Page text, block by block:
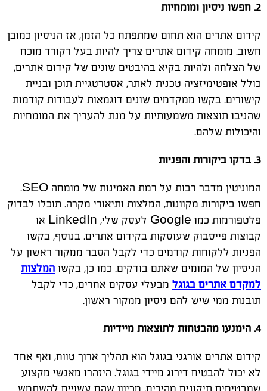
2. חפשו ניסיון ומומחיות
קידום אתרים הוא תחום שמתפתח כל הזמן, אז הניסיון כמובן
חשוב. מומחה קידום אתרים צריך להיות בעל רקורד מוכח
של הצלחה ולהיות בקיא בהיבטים שונים של קידום אתרים,
כולל אופטימיזציה טכנית לאתר, אסטרטגיית תוכן ובניית
קישורים. בקשו ממקדמים שונים דוגמאות לעבודות קודמות
שהניבו תוצאות משמעותיות על מנת להעריך את המומחיות
והיכולות שלהם.
3. בדקו ביקורות והפניות
המוניטין מדבר רבות על רמת האמינות של מומחה SEO.
חפשו ביקורות מקוונות, המלצות ותיאורי מקרה. תוכלו לבדוק
פלטפורמות כמו Google לעסק שלי, LinkedIn או
קבוצות פייסבוק שעוסקות בקידום אתרים. בנוסף, בקשו
הפניות ללקוחות קודמים כדי לקבל הסבר ממקור ראשון על
הניסיון של המומים שאתם בודקים. כמו כן, בקשו המלצות
למקדם אתרים בגוגל מבעלי עסקים אחרים, כדי לקבל
תובנות ממי שיש להם ניסיון ממקור ראשון.
4. הימנעו מהבטחות לתוצאות מיידיות
קידום אתרים אורגני בגוגל הוא תהליך ארוך טווח, ואף אחד
לא יכול להבטיח דירוג מיידי בגוגל. היזהרו מאנשי מקצוע